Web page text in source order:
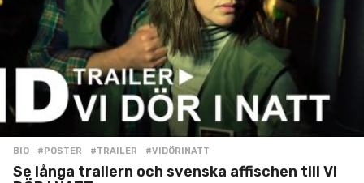
BIO #POSTER ,#TRAILER ,#VIDÖRINATT
Se långa trailern och svenska affischen till VI